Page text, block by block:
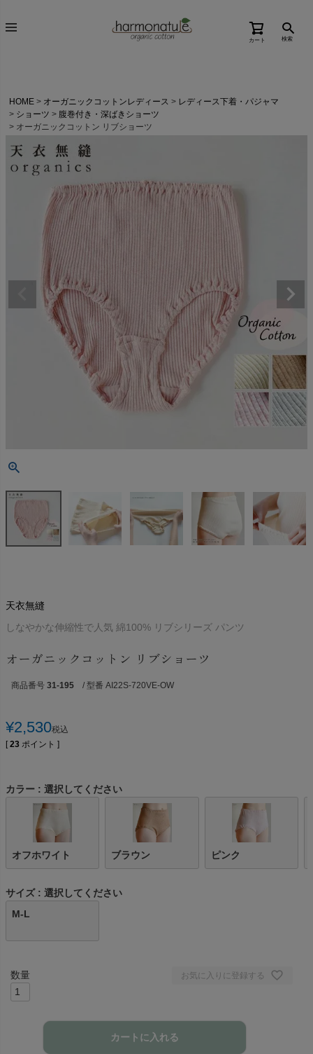
カート 検索
HOME オーガニックコットンレディース
レディース下着・パジャマ
ショーツ
腹巻付き・深ばきショーツ
オーガニックコットン リブショーツ
天衣無縫
しなやかな伸縮性で人気 綿100% リブシリーズ パンツ
オーガニックコットン リブショーツ
商品番号 31-195 / 型番 AI22S-720VE-OW
¥2,530税込
[ 23 ポイント ]
カラー 選択してください
オフホワイト ブラウン ピンク
サイズ
選択してください
M-L
お気に入りに登録する
カートに入れる